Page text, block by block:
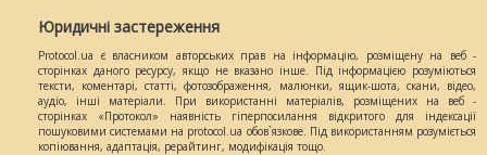
Юридичні застереження
Protocol.ua є власником авторських прав на інформацію, розміщену на веб -
сторінках даного ресурсу, якщо не вказано інше. Під інформацією розуміються
тексти, коментарі, статті, фотозображення, малюнки, ящик-шота, скани, відео,
аудіо, інші матеріали. При використанні матеріалів, розміщених на веб -
сторінках «Протокол» наявність гіперпосилання відкритого для індексації
пошуковими системами на protocol.ua обов`язкове. Під використанням розуміється
копіювання, адаптація, рерайтинг, модифікація тощо.